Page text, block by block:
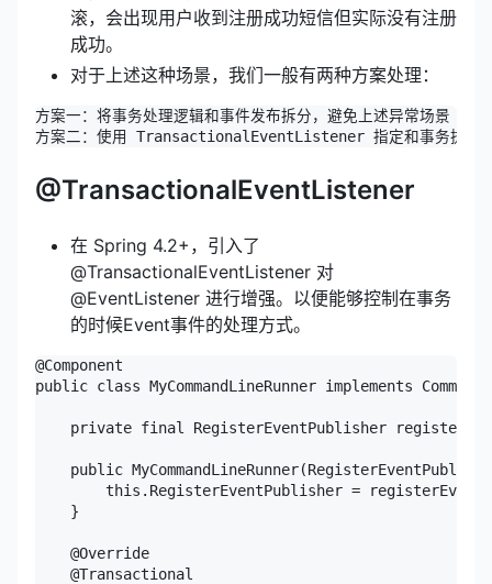
滚，会出现用户收到注册成功短信但实际没有注册
成功。
对于上述这种场景，我们一般有两种方案处理：
方案一：将事务处理逻辑和事件发布拆分，避免上述异常场景（推
@TransactionalEventListener
在 Spring 4.2+，引入了
@TransactionalEventListener 对
@EventListener 进行增强。以便能够控制在事务
的时候Event事件的处理方式。
@Component
public class MyCommandLineRunner implements
private final RegisterEventPublisher
public
this.RegisterEventPublisher =
    }
    @Override
    @Transactional